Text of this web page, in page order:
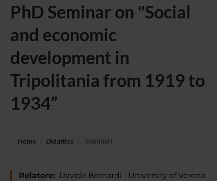
PhD Seminar on "Social
and economic
development in
Tripolitania from 1919 to
1934”
Home Didattica Seminari
Relatore: Davide Bernardi - University of Verona